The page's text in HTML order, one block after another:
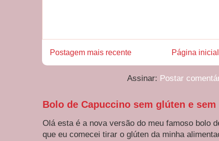
Postagem mais recente Página inicial
Assinar: Postar
Bolo de Capuccino sem glúten e
Olá esta é a nova versão do meu famoso bolo
que eu comecei tirar o glúten da minha